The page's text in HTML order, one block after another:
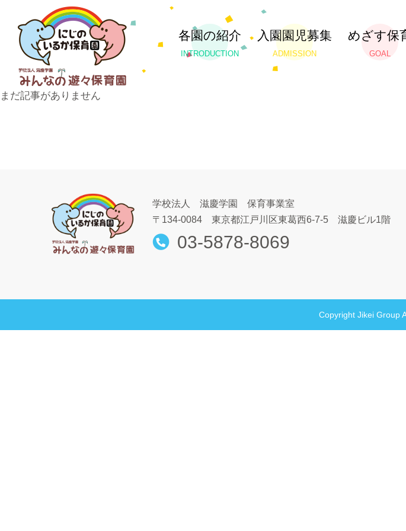
各園の紹介
INTRODUCTION
入園園児募集
ADMISSION
めざす保
GOAL
まだ記事がありません
学校法人 滋慶学園 保育事業室
〒134-0084 東京都江戸川区東葛西6-7-5 滋慶ビル1階
03-5878-8069
Copyright Jikei Group